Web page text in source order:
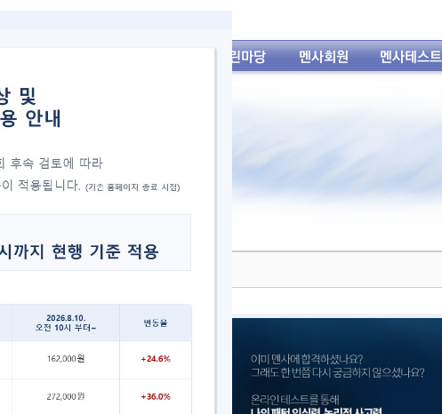
2011년 5월 14일 대구지역 테스트 통과자 발표